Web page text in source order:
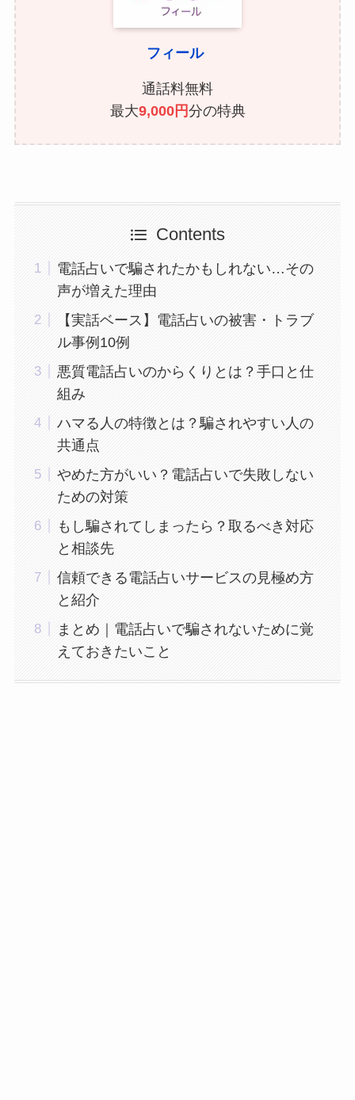
フィール
通話料無料
最大9,000円分の特典
Contents
電話占いで騙されたかもしれない…その
声が増えた理由
【実話ベース】電話占いの被害・トラブ
ル事例10例
悪質電話占いのからくりとは？手口と仕
組み
ハマる人の特徴とは？騙されやすい人の
共通点
やめた方がいい？電話占いで失敗しない
ための対策
もし騙されてしまったら？取るべき対応
と相談先
信頼できる電話占いサービスの見極め方
と紹介
まとめ｜電話占いで騙されないために覚
えておきたいこと